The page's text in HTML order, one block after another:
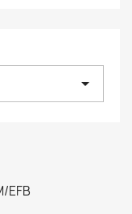
arrow_drop_down
EFB